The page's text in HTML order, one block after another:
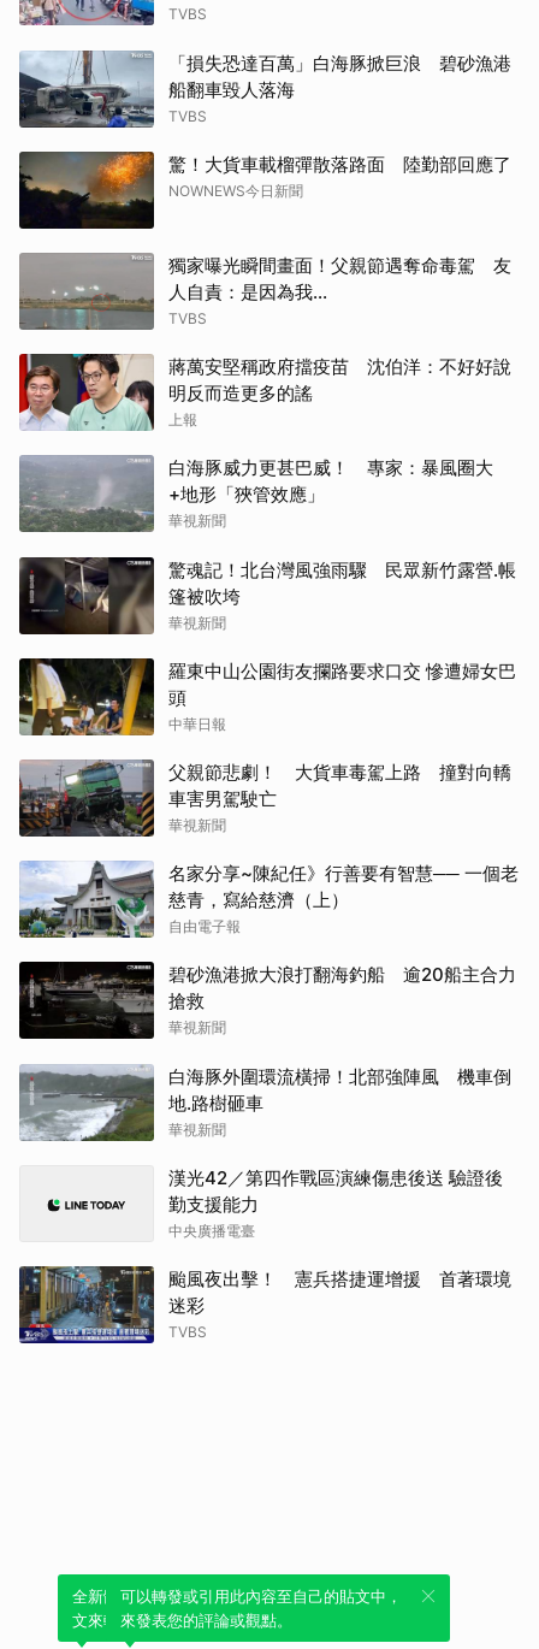
TVBS
「損失恐達百萬」白海豚掀巨浪 碧砂漁港
船翻車毀人落海
TVBS
驚！大貨車載榴彈散落路面 陸勤部回應了
NOWNEWS今日新聞
獨家曝光瞬間畫面！父親節遇奪命毒駕 友
人自責：是因為我...
TVBS
蔣萬安堅稱政府擋疫苗 沈伯洋：不好好說
明反而造更多的謠
上報
白海豚威力更甚巴威！ 專家：暴風圈大
+地形「狹管效應」
華視新聞
驚魂記！北台灣風強雨驟 民眾新竹露營.帳
篷被吹垮
華視新聞
羅東中山公園街友攔路要求口交 慘遭婦女巴
頭
中華日報
父親節悲劇！ 大貨車毒駕上路 撞對向轎
車害男駕駛亡
華視新聞
名家分享~陳紀任》行善要有智慧── 一個老
慈青，寫給慈濟（上）
自由電子報
碧砂漁港掀大浪打翻海釣船 逾20船主合力
搶救
華視新聞
白海豚外圍環流橫掃！北部強陣風 機車倒
地.路樹砸車
華視新聞
漢光42／第四作戰區演練傷患後送 驗證後
勤支援能力
中央廣播電臺
颱風夜出擊！ 憲兵搭捷運增援 首著環境
迷彩
TVBS
全新體驗！一鍵引用此內容，透過發布貼
文來輕鬆表達個人立場。
可以轉發或引用此內容至自己的貼文中，
來發表您的評論或觀點。